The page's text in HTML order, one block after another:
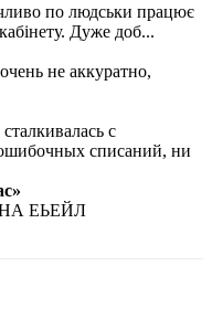
по людськи працює
Дуже доб...
не аккуратно,
с
списаний, ни
ЕЬЕЙЛ